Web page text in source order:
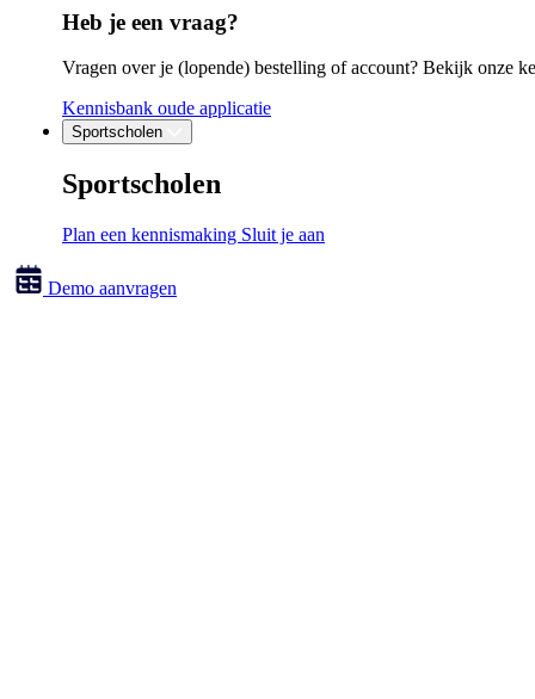
Heb je een vraag?
Vragen over je (lopende) bestelling of account? Bekijk onze
Kennisbank oude applicatie
Sportscholen
Sportscholen
Plan een kennismaking Sluit je aan
Demo aanvragen